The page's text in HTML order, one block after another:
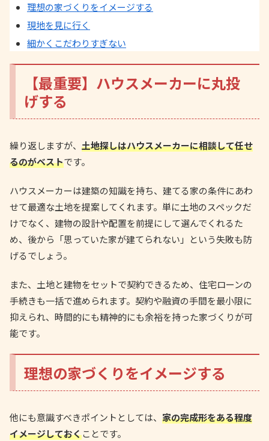
理想の家づくりをイメージする
現地を見に行く
細かくこだわりすぎない
【最重要】ハウスメーカーに丸投
げする
繰り返しますが、 土地探しはハウスメーカーに相談して任せ
るのがベストです。
ハウスメーカーは建築の知識を持ち、建てる家の条件にあわ
せて最適な土地を提案してくれます。単に土地のスペックだ
けでなく、建物の設計や配置を前提にして選んでくれるた
め、後から「思っていた家が建てられない」という失敗も防
げるでしょう。
また、土地と建物をセットで契約できるため、住宅ローンの
手続きも一括で進められます。契約や融資の手間を最小限に
抑えられ、時間的にも精神的にも余裕を持った家づくりが可
能です。
理想の家づくりをイメージする
他にも意識すべきポイントとしては、 家の完成形をある程度
イメージしておくことです。